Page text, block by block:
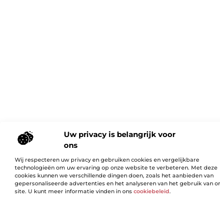
Uw privacy is belangrijk voor
ons
Wij respecteren uw privacy en gebruiken cookies en vergelijkbare
technologieën om uw ervaring op onze website te verbeteren. Met deze
cookies kunnen we verschillende dingen doen, zoals het aanbieden van
gepersonaliseerde advertenties en het analyseren van het gebruik van
site. U kunt meer informatie vinden in ons cookiebeleid.